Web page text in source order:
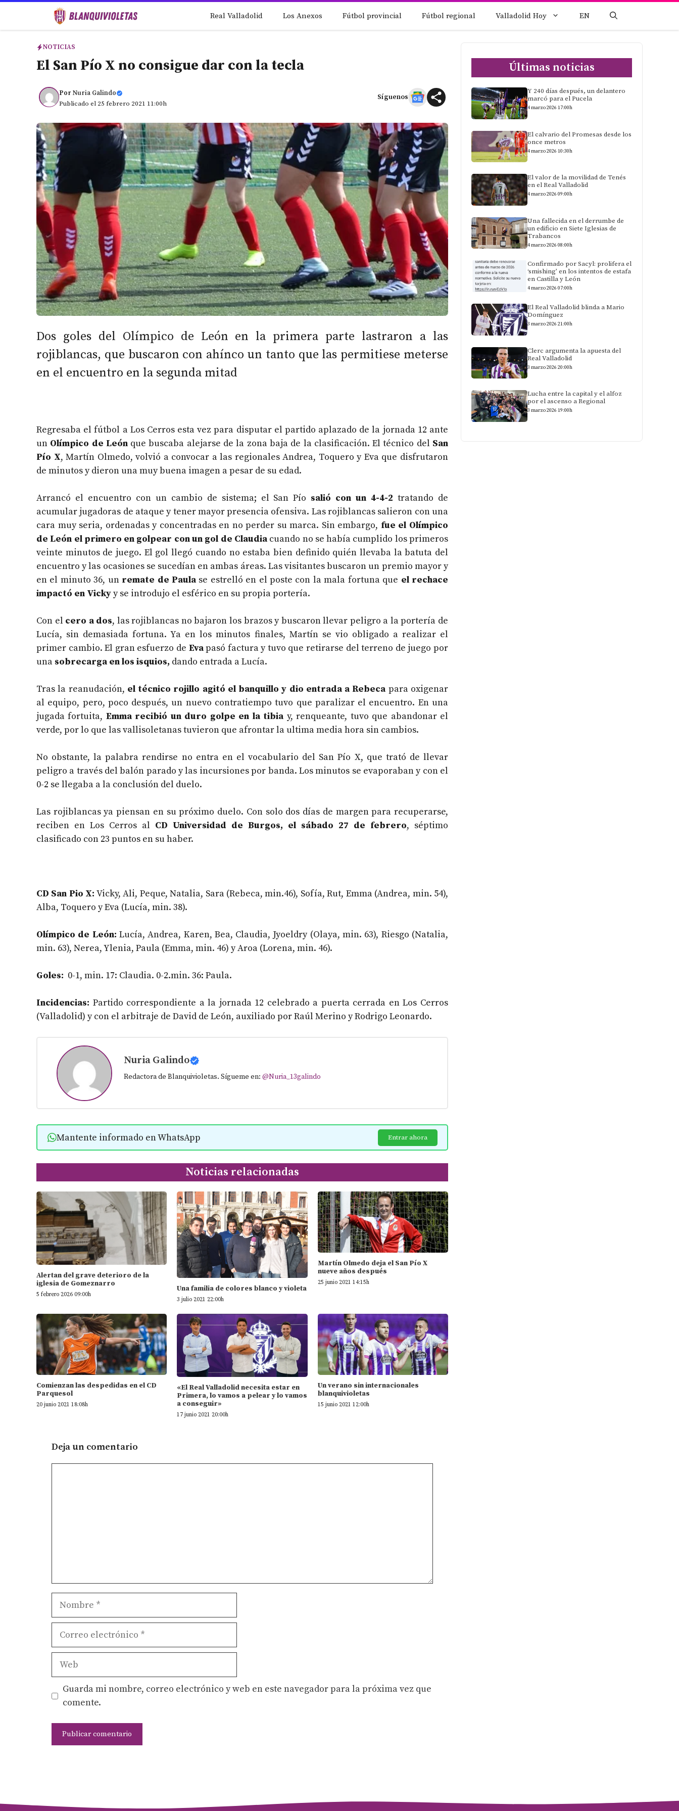
Real Valladolid Los Anexos Fútbol provincial Fútbol regional Valladolid Hoy EN
NOTICIAS
El San Pío X no consigue dar con la tecla
Por Nuria Galindo
Publicado el 25 febrero 2021 11:00h
Síguenos
Dos goles del Olímpico de León en la primera parte lastraron a las
rojiblancas, que buscaron con ahínco un tanto que las permitiese meterse
en el encuentro en la segunda mitad
Regresaba el fútbol a Los Cerros esta vez para disputar el partido aplazado de la jornada 12 ante
un Olímpico de Leónque buscaba alejarse de la zona baja de la clasificación. El técnico del San
Pío X, Martín Olmedo, volvió a convocar a las regionales Andrea, Toquero y Eva que disfrutaron
de minutos y dieron una muy buena imagen a pesar de su edad.
Arrancó el encuentro con un cambio de sistema; el San Pío salió con un 4-4-2tratando de
acumular jugadoras de ataque y tener mayor presencia ofensiva. Las rojiblancas salieron con una
cara muy seria, ordenadas y concentradas en no perder su marca. Sin embargo, fue el Olímpico
de León el primero en golpear con un gol de Claudiacuando no se había cumplido los primeros
veinte minutos de juego. El gol llegó cuando no estaba bien definido quién llevaba la batuta del
encuentro y las ocasiones se sucedían en ambas áreas. Las visitantes buscaron un premio mayor y
en el minuto 36, unremate de Paulase estrelló en el poste con la mala fortuna que el rechace
impactó en Vickyy se introdujo el esférico en su propia portería.
Con el cero a dos, las rojiblancas no bajaron los brazos y buscaron llevar peligro a la portería de
Lucía, sin demasiada fortuna. Ya en los minutos finales, Martín se vio obligado a realizar el
primer cambio. El gran esfuerzo de Evapasó factura y tuvo que retirarse del terreno de juego por
una sobrecarga en los isquios, dando entrada a Lucía.
Tras la reanudación, el técnico rojillo agitó el banquillo y dio entrada a Rebeca para oxigenar
al equipo, pero, poco después, un nuevo contratiempo tuvo que paralizar el encuentro. En una
jugada fortuita, Emma recibió un duro golpe en la tibia y, renqueante, tuvo que abandonar el
verde, por lo que las vallisoletanas tuvieron que afrontar la ultima media hora sin cambios.
No obstante, la palabra rendirse no entra en el vocabulario del San Pío X, que trató de llevar
peligro a través del balón parado y las incursiones por banda. Los minutos se evaporaban y con el
0-2 se llegaba a la conclusión del duelo.
Las rojiblancas ya piensan en su próximo duelo. Con solo dos días de margen para recuperarse,
reciben en Los Cerros al CD Universidad de Burgos, el sábado 27 de febrero, séptimo
clasificado con 23 puntos en su haber.
CD San Pio X: Vicky, Ali, Peque, Natalia, Sara (Rebeca, min.46), Sofía, Rut, Emma (Andrea, min. 54),
Alba, Toquero y Eva (Lucía, min. 38).
Olímpico de León: Lucía, Andrea, Karen, Bea, Claudia, Jyoeldry (Olaya, min. 63), Riesgo (Natalia,
min. 63), Nerea, Ylenia, Paula (Emma, min. 46) y Aroa (Lorena, min. 46).
Goles: 0-1, min. 17: Claudia. 0-2.min. 36: Paula.
Incidencias: Partido correspondiente a la jornada 12 celebrado a puerta cerrada en Los Cerros
(Valladolid) y con el arbitraje de David de León, auxiliado por Raúl Merino y Rodrigo Leonardo.
Nuria Galindo
Redactora de Blanquivioletas. Sígueme en: @Nuria_13galindo
Mantente informado en WhatsApp Entrar ahora
Noticias relacionadas
Alertan del grave deterioro de la
iglesia de Gomeznarro
5 febrero 2026 09:00h
Una familia de colores blanco y violeta
3 julio 2021 22:00h
Martín Olmedo deja el San Pío X
nueve años después
25 junio 2021 14:15h
Comienzan las despedidas en el CD
Parquesol
20 junio 2021 18:08h
«El Real Valladolid necesita estar en
Primera, lo vamos a pelear y lo vamos
a conseguir»
17 junio 2021 20:00h
Un verano sin internacionales
blanquivioletas
15 junio 2021 12:00h
Deja un comentario
Nombre
Correo
Web
Guarda mi nombre, correo electrónico y web en este navegador para la próxima vez que
comente.
Últimas noticias
Y 240 días después, un delantero
marcó para el Pucela
4 marzo 2026 17:00h
El calvario del Promesas desde los
once metros
4 marzo 2026 10:30h
El valor de la movilidad de Tenés
en el Real Valladolid
4 marzo 2026 09:00h
Una fallecida en el derrumbe de
un edificio en Siete Iglesias de
Trabancos
4 marzo 2026 08:00h
Confirmado por Sacyl: prolifera el
‘smishing’ en los intentos de estafa
en Castilla y León
4 marzo 2026 07:00h
El Real Valladolid blinda a Mario
Domínguez
3 marzo 2026 21:00h
Clerc argumenta la apuesta del
Real Valladolid
3 marzo 2026 20:00h
Lucha entre la capital y el alfoz
por el ascenso a Regional
3 marzo 2026 19:00h